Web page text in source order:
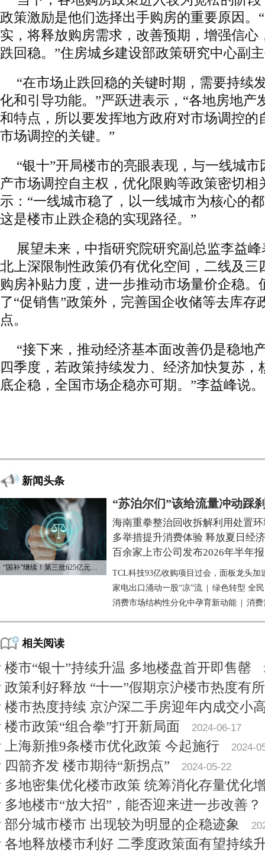
政策激励是他们选择出手购房的重要原因。
实，将释放购房需求，改善预期，增强信心
跌回稳。”住房城乡建设部政策研究中心副
“在市场止跌回稳的关键时期，需要持续
化和引导功能。”严跃进表示，“各地房地产
和特点，所以要发挥地方政府对市场调控的
市场调控的关键。”
“银十”开局楼市的亮眼表现，与一线城
产市场调控自主权，优化限购等政策密切相
示：“一线城市稳了，以一线城市为核心的
这是楼市止跌企稳的实现路径。”
展望未来，中指研究院研究副总监李益
北上深限制性政策仍有优化空间，二线及三
购房补贴力度，进一步推动市场量价企稳。
了“促销售”政策外，完善国企收储等去库存
点。
“接下来，推动经济基本面改善仍是稳地
四季度，若政策持续发力、经济加快复苏，
底企稳，全国市场企稳亦可期。”李益峰说。
新闻头条
“国补”继续！第三批625亿元资金已下达
“苏泊尔们”该给流量冲动踩
海南重拳整治回收拆解利用处置
多举措提升消费体验 释放夏日经
百余家上市公司发布2026年半年报
TCL科技93亿收购项目过会，面板龙头加
家电出口涌动一股“凉”流
绿色转型 全
消费市场结构性分化中孕育新动能
消费
相关阅读
楼市“银十”持续升温 多地楼盘首开即售罄
政策利好释放 “十一”假期京沪楼市热度有
楼市热度持续 京沪深二手房迎年内成交小
楼市政策“组合拳”打开新局面
2024-06-17
上海新推9条楼市优化政策 今起施行 2024-
四箭齐发 楼市期待“新拐点” 2024-05-22
多地密集优化楼市政策 统筹消化存量优化
多地楼市“放大招”，能否迎来进一步改善？
部分城市楼市 出现较为明显的企稳迹象
各地释放楼市利好 二季度政策面有望持续